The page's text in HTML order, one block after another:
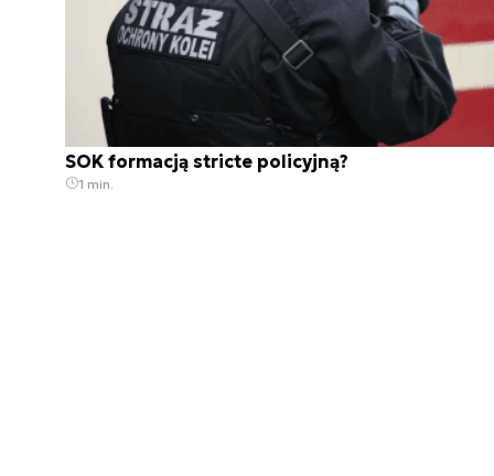
SOK formacją stricte policyjną?
1 min.